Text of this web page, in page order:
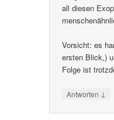
all diesen
Vorsicht: es
ersten Blick,)
Folge ist
Antworten ↓